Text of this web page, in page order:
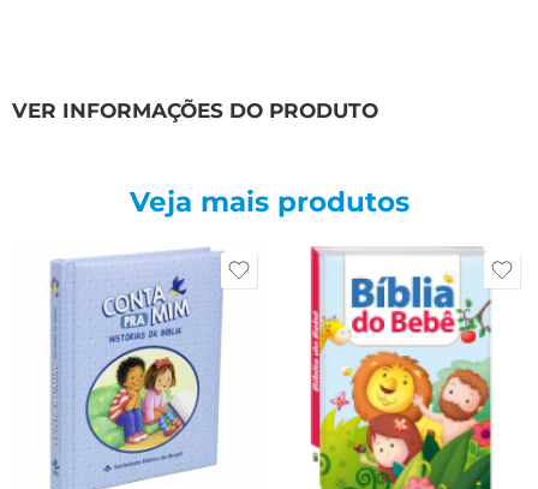
VER INFORMAÇÕES DO PRODUTO
Veja mais produtos